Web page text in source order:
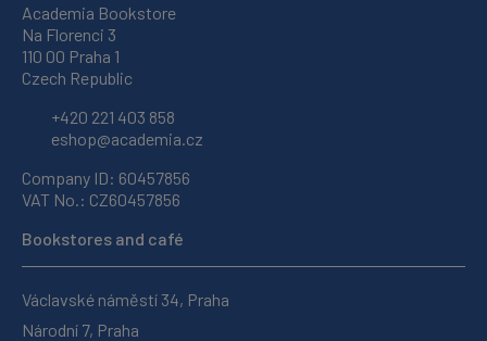
Academia Bookstore
Na Florenci 3
110 00 Praha 1
Czech Republic
+420 221 403 858
eshop@academia.cz
Company ID: 60457856
VAT No.: CZ60457856
Bookstores and café
Václavské náměstí 34, Praha
Národní 7, Praha